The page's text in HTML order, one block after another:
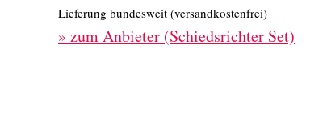
Lieferung bundesweit (versandkostenfrei)
» zum Anbieter (Schiedsrichter Set)